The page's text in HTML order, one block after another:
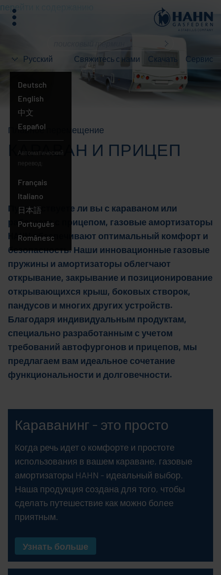
перейти к содержанию
меню
Русский
Deutsch
English
中文
Español
Автоматический
перевод:
Français
Italiano
日本語
Português
Русский
Românesc
Свяжитесь с нами Скачать Сервис
Плавное перемещение
КАРАВАН И ПРИЦЕП
Путешествуете ли вы с караваном или
работаете с прицепом, газовые амортизаторы
HAHN обеспечивают оптимальный комфорт и
безопасность. Наши инновационные газовые
пружины и амортизаторы облегчают
открывание, закрывание и позиционирование
открывающихся крыш, боковых створок,
пандусов и многих других устройств.
Благодаря индивидуальным продуктам,
специально разработанным с учетом
требований автофургонов и прицепов, мы
предлагаем вам идеальное сочетание
функциональности и долговечности.
Караванинг - это просто
Когда речь идет о комфорте и простоте
использования в вашем караване, газовые
амортизаторы HAHN - идеальный выбор.
Наша продукция создана для того, чтобы
сделать путешествие как можно более
приятным.
Узнать больше
вы
ищете?